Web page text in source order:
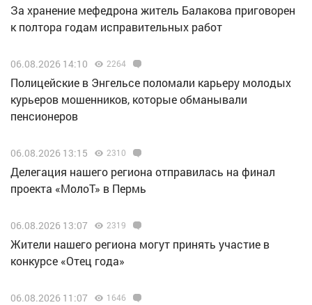
За хранение мефедрона житель Балакова приговорен
к полтора годам исправительных работ
06.08.2026 14:10 2264
Полицейские в Энгельсе поломали карьеру молодых
курьеров мошенников, которые обманывали
пенсионеров
06.08.2026 13:15 2310
Делегация нашего региона отправилась на финал
проекта «МолоТ» в Пермь
06.08.2026 13:07 2319
Жители нашего региона могут принять участие в
конкурсе «Отец года»
06.08.2026 11:07 1646